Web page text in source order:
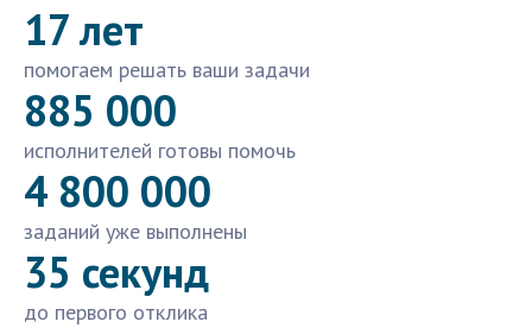
17 лет
помогаем решать ваши задачи
885 000
исполнителей готовы помочь
4 800 000
заданий уже выполнены
35 секунд
до первого отклика